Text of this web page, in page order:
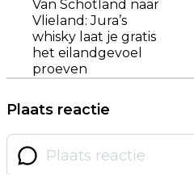
Van Schotland naar
Vlieland: Jura’s
whisky laat je gratis
het eilandgevoel
proeven
Plaats reactie